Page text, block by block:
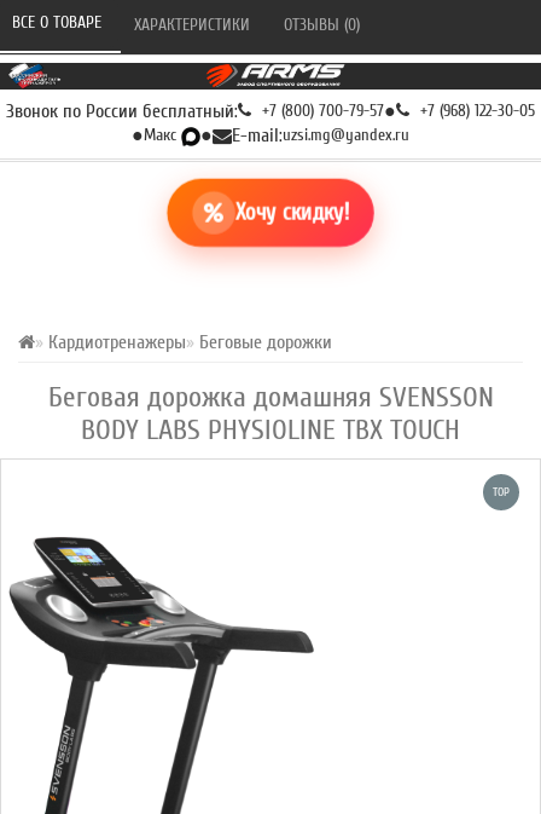
Звонок по России бесплатный: +7 (800) 700-79-57● +7 (968) 122-30-05
●Макс ● E-mail:uzsi.mg@yandex.ru
Хочу скидку!
Кардиотренажеры Беговые дорожки
Беговая дорожка домашняя SVENSSON
BODY LABS PHYSIOLINE TBX TOUCH
ВСЕ О ТОВАРЕ ХАРАКТЕРИСТИКИ ОТЗЫВЫ (0)
TOP